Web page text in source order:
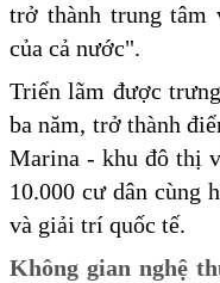
trở thành trung tâm
của cả nước".
Triển lãm được
ba năm, trở thành
Marina - khu đô thị
10.000 cư dân cùng
và giải trí quốc tế.
Không gian nghệ